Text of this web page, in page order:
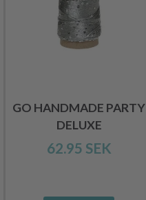
GO HANDMADE PARTY
DELUXE
62.95 SEK